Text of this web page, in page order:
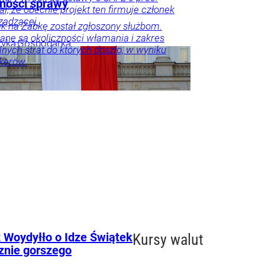
że obecnie projekt ten firmuje członek
Gospodarka
sprawy
na Żabkę został zgłoszony służbom.
są okoliczności włamania i zakres
strat do których doszło, w wyniku
o Idze Świątek
gorszego
Kursy walut